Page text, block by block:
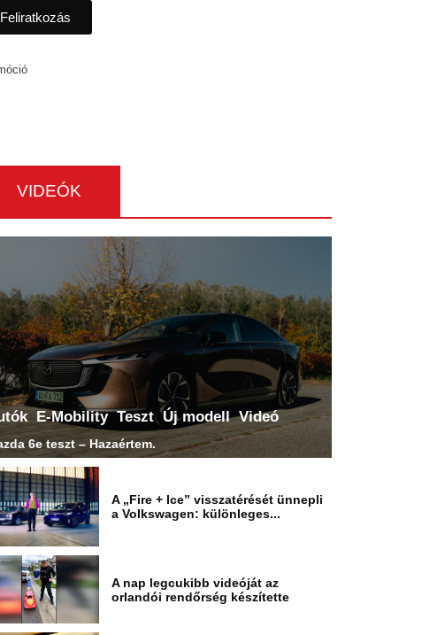
Feliratkozás
VIDEÓK
E-Mobility Teszt Új modell Videó
6e teszt – Hazaértem.
A „Fire + Ice” visszatérését ünnepli
a Volkswagen: különleges...
A nap legcukibb videóját az
orlandói rendőrség készítette